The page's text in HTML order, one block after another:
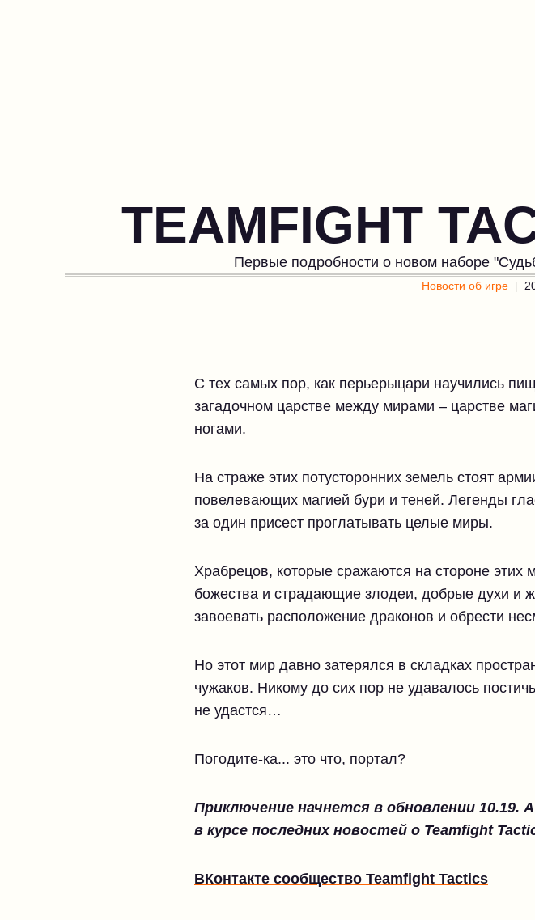
TEAMFIGHT
Первые подробности о новом наборе
Новости об игре
С тех самых пор, как перьерыцари научились
загадочном царстве между мирами – царстве
ногами.
На страже этих потусторонних земель стоят
повелевающих магией бури и теней. Легенды
за один присест проглатывать целые миры.
Храбрецов, которые сражаются на стороне
божества и страдающие злодеи, добрые духи и
завоевать расположение драконов и обрести
Но этот мир давно затерялся в складках
чужаков. Никому до сих пор не удавалось
не удастся…
Погодите-ка... это что, портал?
Приключение начнется в обновлении
в курсе последних новостей о Teamfight
ВКонтакте сообщество Teamfight Tactics